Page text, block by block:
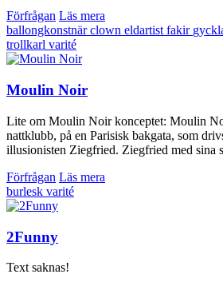
Förfrågan Läs mera
ballongkonstnärclown eldartistfakir
trollkarl varité
Moulin Noir
Lite om Moulin Noir konceptet: Moulin
nattklubb, på en Parisisk bakgata, som
illusionisten Ziegfried. Ziegfried med sina
Förfrågan Läs mera
burlesk varité
2Funny
Text saknas!